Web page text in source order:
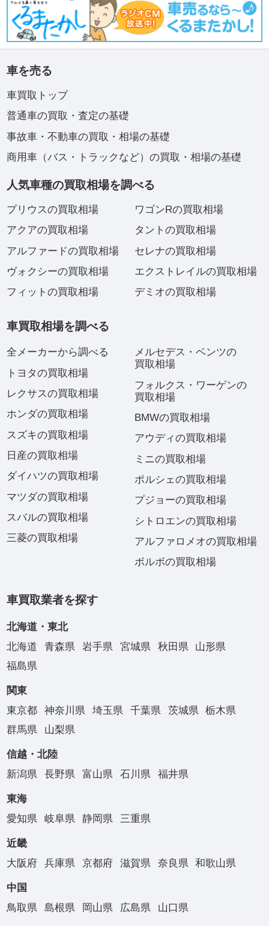
車を売る
車買取トップ
普通車の買取・査定の基礎
事故車・不動車の買取・相場の基礎
商用車（バス・トラックなど）の買取・相場の基礎
人気車種の買取相場を調べる
プリウスの買取相場
アクアの買取相場
アルファードの買取相場
ヴォクシーの買取相場
フィットの買取相場
ワゴンRの買取相場
タントの買取相場
セレナの買取相場
エクストレイルの買取相場
デミオの買取相場
車買取相場を調べる
全メーカーから調べる
トヨタの買取相場
レクサスの買取相場
ホンダの買取相場
スズキの買取相場
日産の買取相場
ダイハツの買取相場
マツダの買取相場
スバルの買取相場
三菱の買取相場
メルセデス・ベンツの
買取相場
フォルクス・ワーゲンの
買取相場
BMWの買取相場
アウディの買取相場
ミニの買取相場
ポルシェの買取相場
プジョーの買取相場
シトロエンの買取相場
アルファロメオの買取相場
ボルボの買取相場
車買取業者を探す
北海道・東北
北海道
青森県 岩手県 宮城県 秋田県
山形県
福島県
関東
東京都
神奈川県 埼玉県 千葉県 茨城県
栃木県
群馬県
山梨県
信越・北陸
新潟県
長野県 富山県 石川県 福井県
東海
愛知県
岐阜県 静岡県 三重県
近畿
大阪府
兵庫県 京都府 滋賀県 奈良県 和歌山県
中国
鳥取県
島根県 岡山県 広島県 山口県